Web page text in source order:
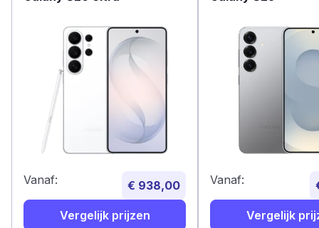
Vanaf: € 938,00
Vergelijk prijzen
Vanaf:
Vergelijk